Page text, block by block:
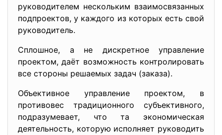
руководителем нескольким взаимосвязанных
подпроектов, у каждого из которых есть свой
руководитель.
Сплошное, а не дискретное управление
проектом, даёт возможность контролировать
все стороны решаемых задач (заказа).
Объективное управление проектом, в
противовес традиционного субъективного,
подразумевает, что та экономическая
деятельность, которую исполняет руководить